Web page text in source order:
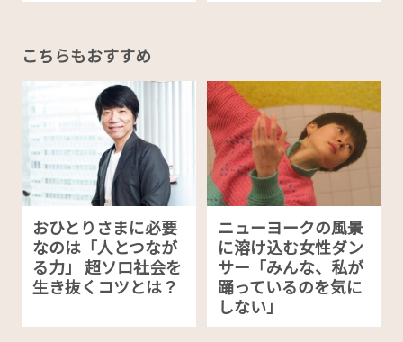
こちらもおすすめ
おひとりさまに必要
なのは「人とつなが
る力」 超ソロ社会を
生き抜くコツとは？
ニューヨークの風景
に溶け込む女性ダン
サー「みんな、私が
踊っているのを気に
しない」